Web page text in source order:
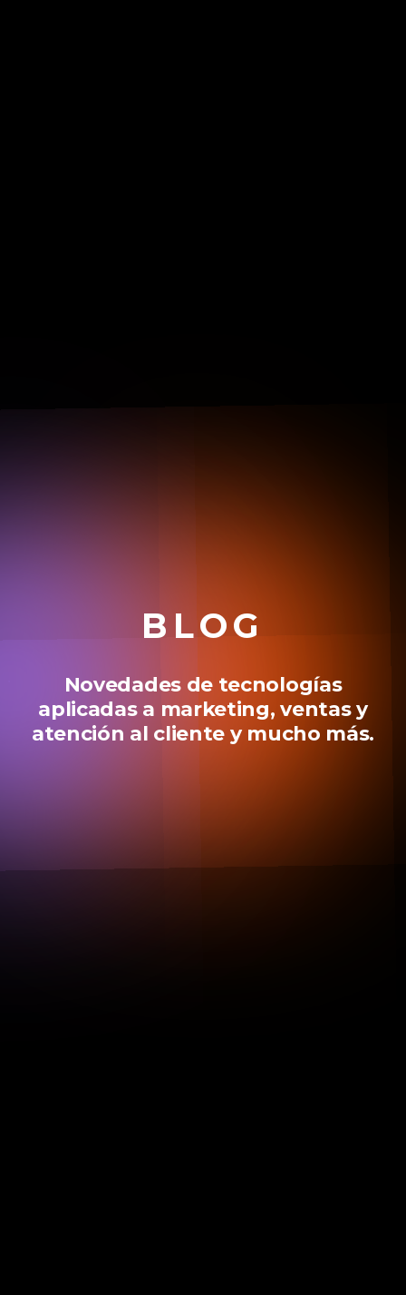
BLOG
Novedades de tecnologías
aplicadas a marketing, ventas y
atención al cliente y mucho más.